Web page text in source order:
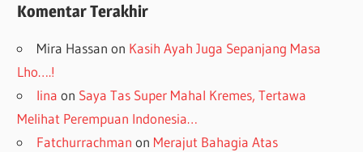
Komentar Terakhir
Mira Hassan on Kasih Ayah Juga Sepanjang Masa
Lho….!
lina on Saya Tas Super Mahal Kremes, Tertawa
Melihat Perempuan Indonesia…
Fatchurrachman on Merajut Bahagia Atas